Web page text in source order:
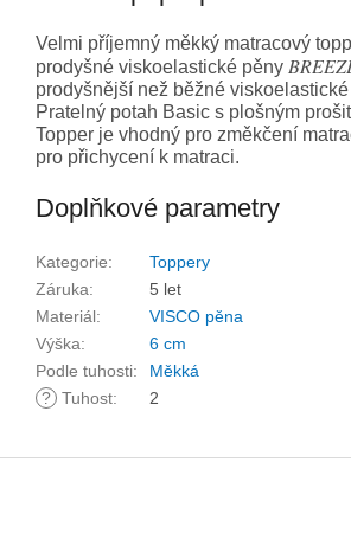
Velmi příjemný měkký matracový
prodyšné viskoelastické pěny
prodyšnější než běžné
Pratelný potah Basic s plošným
Topper je vhodný pro změkčení
pro přichycení k matraci.
Doplňkové parametry
Kategorie:
Toppery
Záruka:
5 let
Materiál:
VISCO pěna
Výška:
6 cm
Podle tuhosti:
Měkká
? Tuhost: 2